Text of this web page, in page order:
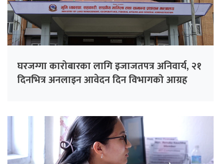
घरजग्गा कारोबारका लागि इजाजतपत्र अनिवार्य, २१
दिनभित्र अनलाइन आवेदन दिन विभागको आग्रह